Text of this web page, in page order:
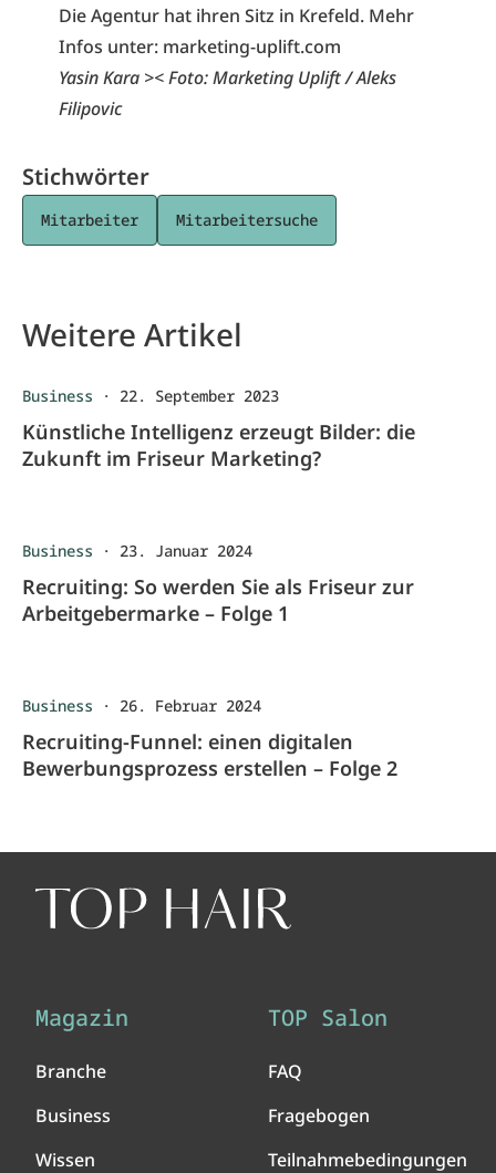
Die Agentur hat ihren Sitz in Krefeld. Mehr
Infos unter: marketing-uplift.com
Yasin Kara >< Foto: Marketing Uplift / Aleks
Filipovic
Stichwörter
Mitarbeiter Mitarbeitersuche
Weitere Artikel
Business · 22. September 2023
Künstliche Intelligenz erzeugt Bilder: die
Zukunft im Friseur Marketing?
Business · 23. Januar 2024
Recruiting: So werden Sie als Friseur zur
Arbeitgebermarke – Folge 1
Business · 26. Februar 2024
Recruiting-Funnel: einen digitalen
Bewerbungsprozess erstellen – Folge 2
Magazin
Branche
Business
Wissen
TOP Salon
FAQ
Fragebogen
Teilnahmebedingungen